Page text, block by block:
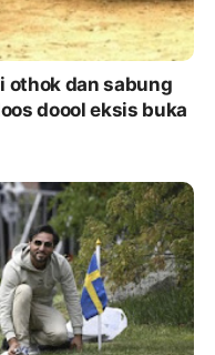
othok dan sabung
doool eksis buka